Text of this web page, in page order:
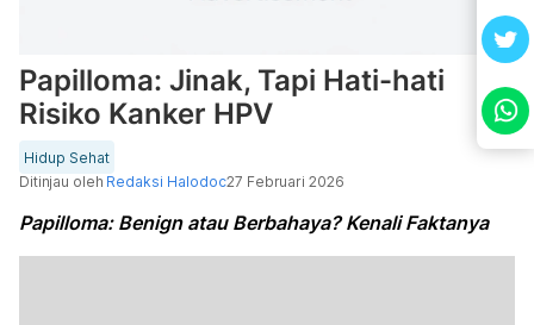
Papilloma: Jinak, Tapi Hati-hati
Risiko Kanker HPV
Hidup Sehat
Ditinjau oleh Redaksi Halodoc27 Februari 2026
Papilloma: Benign atau Berbahaya? Kenali Faktanya